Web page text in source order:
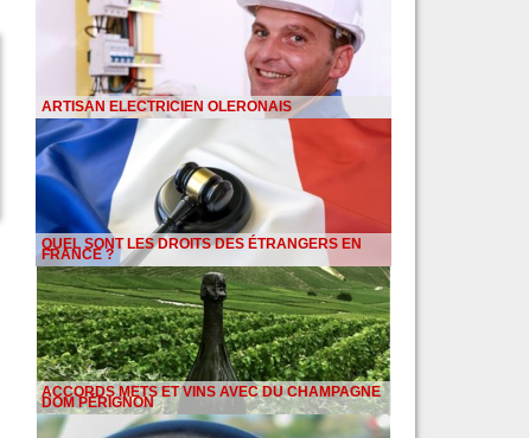
ARTISAN ELECTRICIEN OLERONAIS
QUEL SONT LES DROITS DES ÉTRANGERS EN
FRANCE ?
ACCORDS METS ET VINS AVEC DU CHAMPAGNE
DOM PÉRIGNON